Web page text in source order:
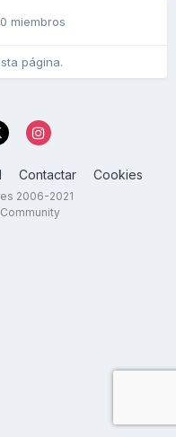
0 miembros
página.
Contactar Cookies
2006-2021